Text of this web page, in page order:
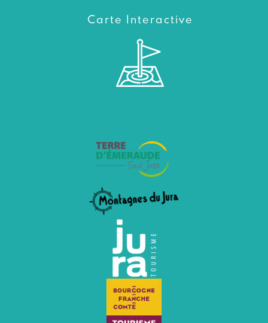
Carte Interactive